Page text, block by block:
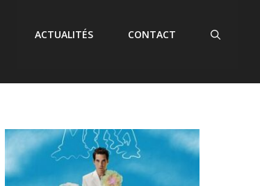
ACTUALITÉS CONTACT